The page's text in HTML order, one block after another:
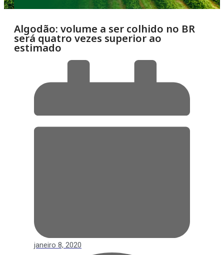
Algodão: volume a ser colhido no BR
será quatro vezes superior ao
estimado
janeiro 8, 2020